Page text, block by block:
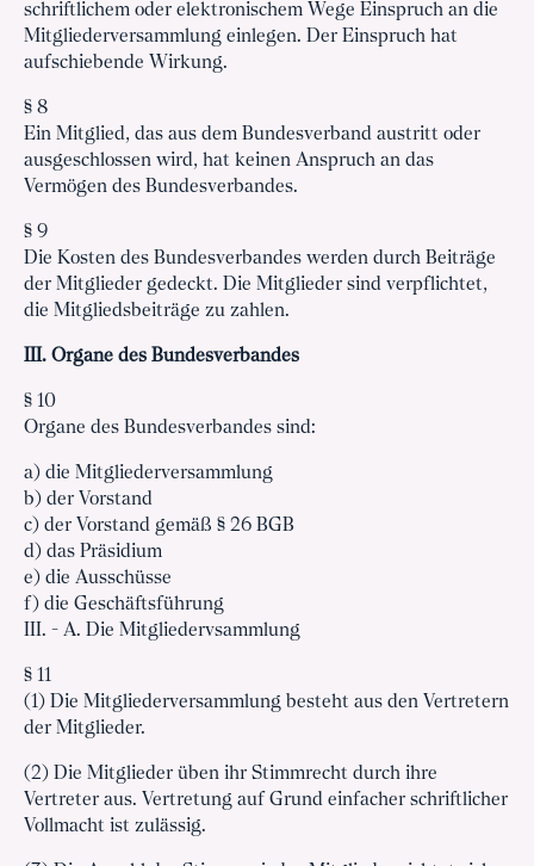
schriftlichem oder elektronischem Wege Einspruch an die
Mitgliederversammlung einlegen. Der Einspruch hat
aufschiebende Wirkung.
§ 8
Ein Mitglied, das aus dem Bundesverband austritt oder
ausgeschlossen wird, hat keinen Anspruch an das
Vermögen des Bundesverbandes.
§ 9
Die Kosten des Bundesverbandes werden durch Beiträge
der Mitglieder gedeckt. Die Mitglieder sind verpflichtet,
die Mitgliedsbeiträge zu zahlen.
III. Organe des Bundesverbandes
§ 10
Organe des Bundesverbandes sind:
a) die Mitgliederversammlung
b) der Vorstand
c) der Vorstand gemäß § 26 BGB
d) das Präsidium
e) die Ausschüsse
f) die Geschäftsführung
III. - A. Die Mitgliedervsammlung
§ 11
(1) Die Mitgliederversammlung besteht aus den Vertretern
der Mitglieder.
(2) Die Mitglieder üben ihr Stimmrecht durch ihre
Vertreter aus. Vertretung auf Grund einfacher schriftlicher
Vollmacht ist zulässig.